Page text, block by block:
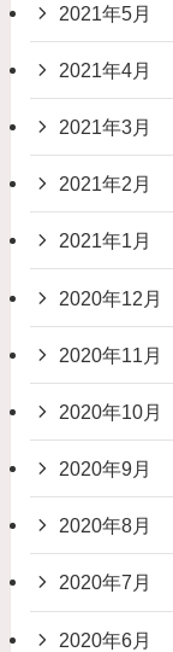
2021年5月
2021年4月
2021年3月
2021年2月
2021年1月
2020年12月
2020年11月
2020年10月
2020年9月
2020年8月
2020年7月
2020年6月